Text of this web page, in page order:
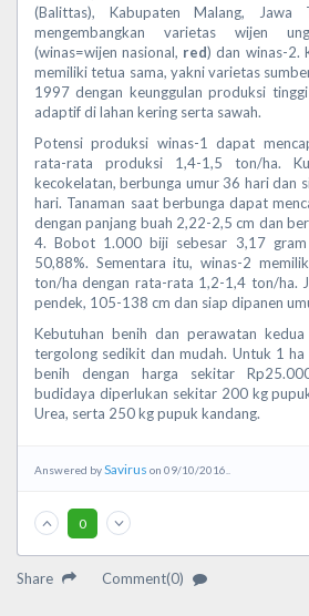
(Balittas), Kabupaten Malang, Jawa
mengembangkan varietas wijen
(winas=wijen nasional, red) dan winas-2.
memiliki tetua sama, yakni varietas
1997 dengan keunggulan produksi
adaptif di lahan kering serta sawah.
Potensi produksi winas-1 dapat
rata-rata produksi 1,4-1,5 ton/ha.
kecokelatan, berbunga umur 36 hari dan
hari. Tanaman saat berbunga dapat
dengan panjang buah 2,22-2,5 cm dan
4. Bobot 1.000 biji sebesar 3,17 gram
50,88%. Sementara itu, winas-2
ton/ha dengan rata-rata 1,2-1,4 ton/ha.
pendek, 105-138 cm dan siap dipanen
Kebutuhan benih dan perawatan
tergolong sedikit dan mudah. Untuk 1
benih dengan harga sekitar
budidaya diperlukan sekitar 200 kg
Urea, serta 250 kg pupuk kandang.
Answered bySavirus on 09/10/2016..
0
Share Comment(0)